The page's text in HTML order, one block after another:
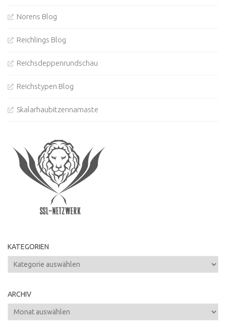
Norens Blog
Reichlings Blog
Reichsdeppenrundschau
Reichstypen Blog
Skalarhaubitzennamaste
KATEGORIEN
Kategorien
ARCHIV
Archiv